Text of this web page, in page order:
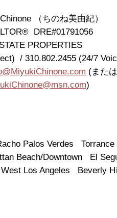
（ちのね美由紀）
DRE#01791056
PROPERTIES
/ 310.802.2455 (24/7
(また
)
Palos Verdes Torrance
Beach/Downtown El
Los Angeles Beverly